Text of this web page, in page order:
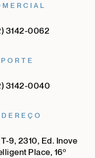
3142-0062
3142-0040
T-9, 2310, Ed. Inove
Place, 16º